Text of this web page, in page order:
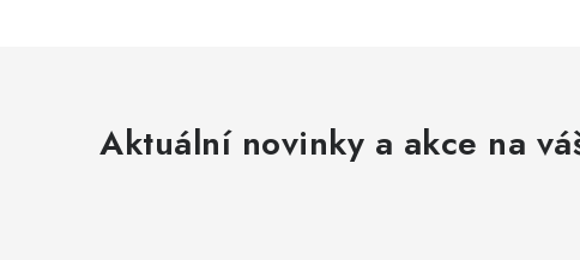
Aktuální novinky a akce na